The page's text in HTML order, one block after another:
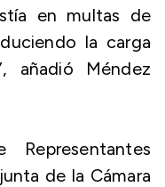
en multas de
la carga
añadió Méndez
de la Cámara